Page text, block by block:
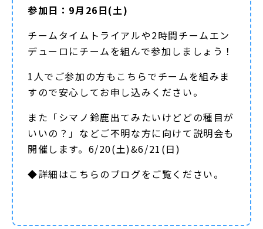
参加日：9月26日(土)
チームタイムトライアルや2時間チームエン
デューロにチームを組んで参加しましょう！
1人でご参加の方もこちらでチームを組みま
すので安心してお申し込みください。
また「シマノ鈴鹿出てみたいけどどの種目が
いいの？」などご不明な方に向けて説明会も
開催します。6/20(土)&6/21(日)
◆詳細はこちらのブログをご覧ください。